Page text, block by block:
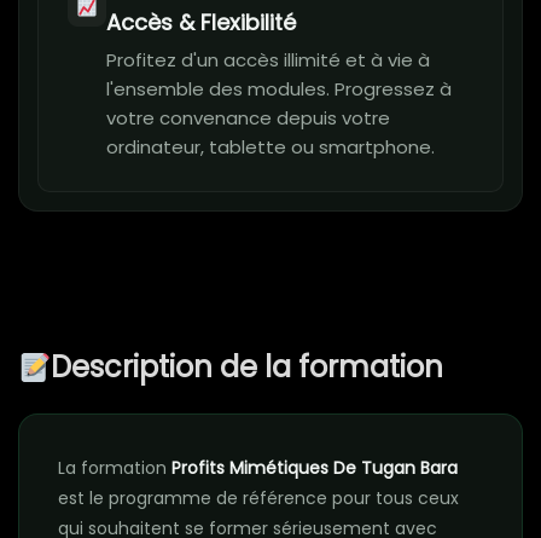
Accès & Flexibilité
Profitez d'un accès illimité et à vie à
l'ensemble des modules. Progressez à
votre convenance depuis votre
ordinateur, tablette ou smartphone.
Description de la formation
La formation Profits Mimétiques De Tugan Bara
est le programme de référence pour tous ceux
qui souhaitent se former sérieusement avec